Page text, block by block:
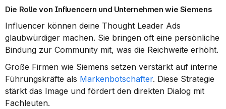
Die Rolle von Influencern und Unternehmen wie Siemens
Influencer können deine Thought Leader Ads
glaubwürdiger machen. Sie bringen oft eine persönliche
Bindung zur Community mit, was die Reichweite erhöht.
Große Firmen wie Siemens setzen verstärkt auf interne
Führungskräfte als Markenbotschafter. Diese Strategie
stärkt das Image und fördert den direkten Dialog mit
Fachleuten.